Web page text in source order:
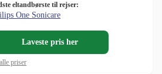
eltandbørste til rejser:
One Sonicare
Laveste pris her
priser